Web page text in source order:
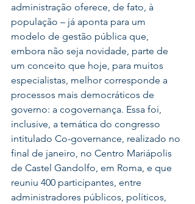
administração oferece, de fato, à
população – já aponta para um
modelo de gestão pública que,
embora não seja novidade, parte de
um conceito que hoje, para muitos
especialistas, melhor corresponde a
processos mais democráticos de
governo: a cogovernança. Essa foi,
inclusive, a temática do congresso
intitulado Co-governance, realizado no
final de janeiro, no Centro Mariápolis
de Castel Gandolfo, em Roma, e que
reuniu 400 participantes, entre
administradores públicos, políticos,